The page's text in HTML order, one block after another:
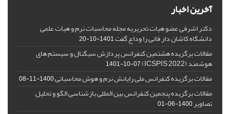
آخرین اخبار
دکتر اشرفی عضو هیات تحریریه مجله محاسبات نرم و هیات علمی
دانشگاه کاشان دار فانی را وداع گفت1401-10-20
مقالات برگزیده هشتمین کنفرانس پردازش سیگنال و سیستم های
هوشمند (ICSPIS 2022) 1401-10-07
مقالات برگزیده کنفرانس ملی رایانش نرم و هوش محاسباتی1400-11-08
مقالات برگزیده پنجمین کنفرانس بین المللی بازشناسی الگو و تحلیل
تصاویر1400-06-01